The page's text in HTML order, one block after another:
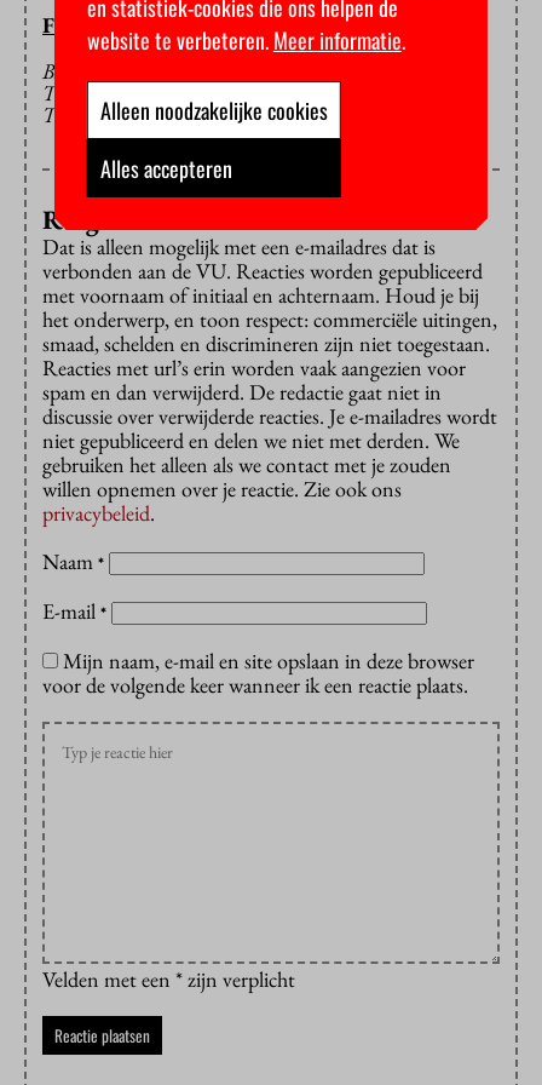
FLOOR BAL
BEELD: BEELD IN ZUID-KOREAANS
THEMAPARK DAT GEHEEL GEWIJD IS AAN
TOILETTEN
Reageren?
Dat is alleen mogelijk met een e-mailadres dat is
verbonden aan de VU. Reacties worden gepubliceerd
met voornaam of initiaal en achternaam. Houd je bij
het onderwerp, en toon respect: commerciële uitingen,
smaad, schelden en discrimineren zijn niet toegestaan.
Reacties met url’s erin worden vaak aangezien voor
spam en dan verwijderd. De redactie gaat niet in
discussie over verwijderde reacties. Je e-mailadres wordt
niet gepubliceerd en delen we niet met derden. We
gebruiken het alleen als we contact met je zouden
willen opnemen over je reactie. Zie ook ons
privacybeleid.
Naam *
E-mail *
Mijn naam, e-mail en site opslaan in deze browser
voor de volgende keer wanneer ik een reactie plaats.
Velden met een * zijn verplicht
en statistiek-cookies die ons helpen de
website te verbeteren.Meer informatie.
Alleen noodzakelijke cookies
Alles accepteren